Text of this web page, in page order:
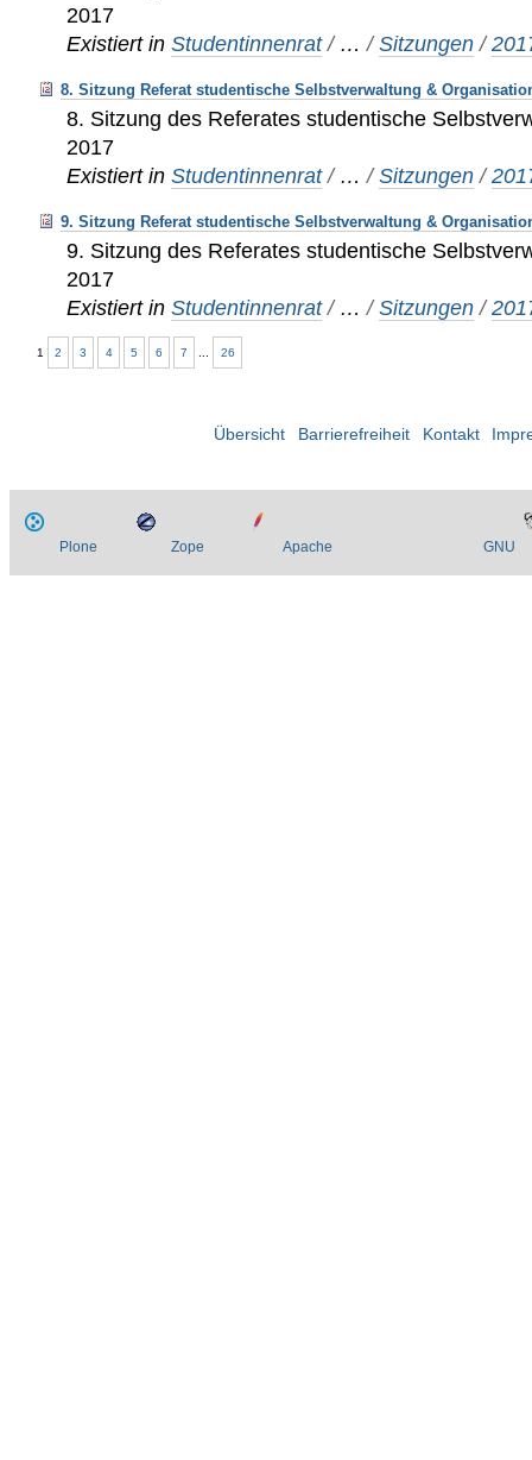
2017
Existiert in Studentinnenrat / …/Sitzungen /
8. Sitzung Referat studentische Selbstverwaltung &
8. Sitzung des Referates studentische
2017
Existiert in Studentinnenrat / …/Sitzungen /
9. Sitzung Referat studentische Selbstverwaltung &
9. Sitzung des Referates studentische
2017
Existiert in Studentinnenrat / …/Sitzungen /
1 2 3 4 5 6 7 26
Übersicht Barrierefreiheit Kontakt
Plone Zope Apache GNU